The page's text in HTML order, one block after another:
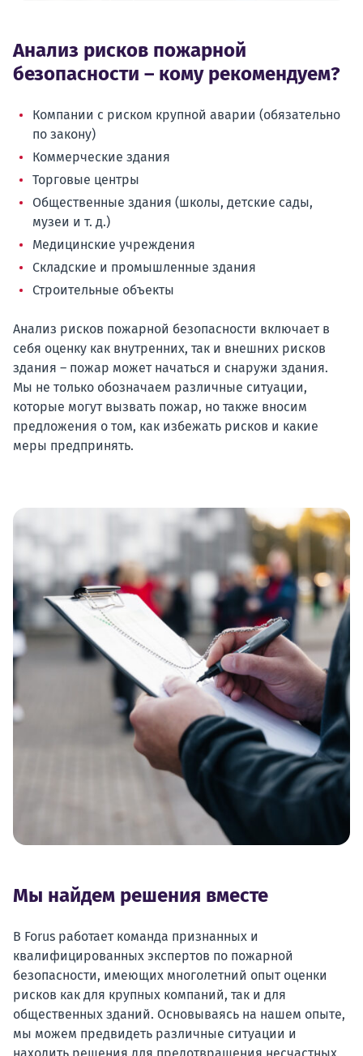
Анализ рисков пожарной
безопасности – кому рекомендуем?
Компании с риском крупной аварии (обязательно
по закону)
Коммерческие здания
Торговые центры
Общественные здания (школы, детские сады,
музеи и т. д.)
Медицинские учреждения
Складские и промышленные здания
Строительные объекты
Анализ рисков пожарной безопасности включает в
себя оценку как внутренних, так и внешних рисков
здания – пожар может начаться и снаружи здания.
Мы не только обозначаем различные ситуации,
которые могут вызвать пожар, но также вносим
предложения о том, как избежать рисков и какие
меры предпринять.
Мы найдем решения вместе
В Forus работает команда признанных и
квалифицированных экспертов по пожарной
безопасности, имеющих многолетний опыт оценки
рисков как для крупных компаний, так и для
общественных зданий. Основываясь на нашем опыте,
мы можем предвидеть различные ситуации и